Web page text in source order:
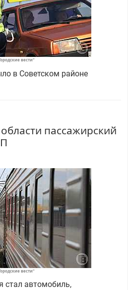
вести"
в Советском районе
пассажирский
вести"
стал автомобиль,